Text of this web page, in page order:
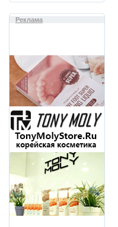
Реклама